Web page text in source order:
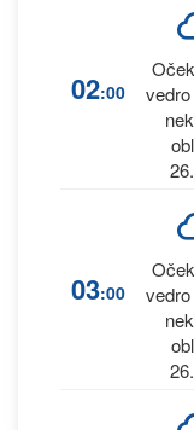
02:00
03:00